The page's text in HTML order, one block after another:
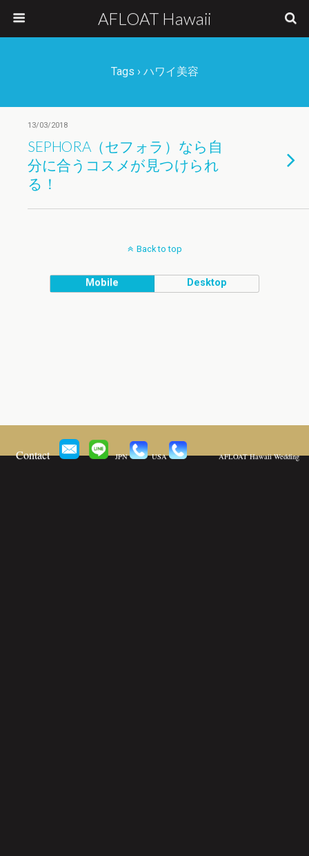
AFLOAT Hawaii
Tags › ハワイ美容
13/03/2018
SEPHORA（セフォラ）なら自
分に合うコスメが見つけられ
る！
Back to top
Mobile Desktop
Contact JPN USA AFLOAT Hawaii